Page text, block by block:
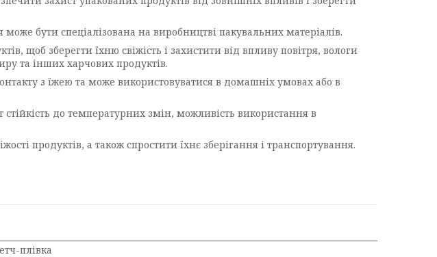
бути спеціалізована на виробництві пакувальних матеріалів.
щоб зберегти їхню свіжість і захистити від впливу повітря, вологи
та інших харчових продуктів.
з їжею та може використовуватися в домашніх умовах або в
стійкість до температурних змін, можливість використання в
продуктів, а також спростити їхнє зберігання і транспортування.
плівка